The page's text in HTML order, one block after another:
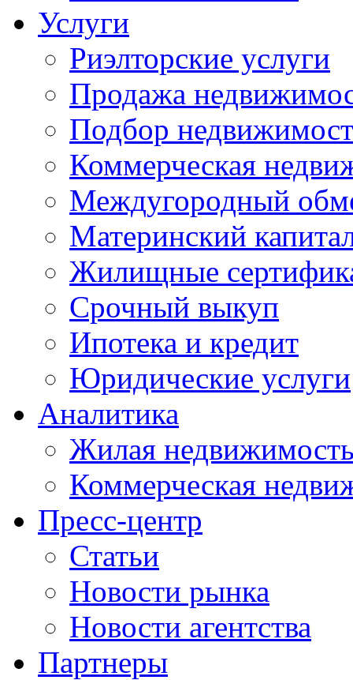
Услуги
Риэлторские услуги
Продажа
Подбор
Коммерческая
Междугородный
Материнский
Жилищные
Срочный выкуп
Ипотека и кредит
Юридические услуги
Аналитика
Жилая
Коммерческая
Пресс-центр
Статьи
Новости рынка
Новости агентства
Партнеры